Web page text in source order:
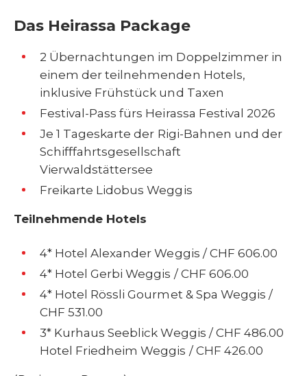
Das Heirassa Package
2 Übernachtungen im Doppelzimmer in
einem der teilnehmenden Hotels,
inklusive Frühstück und Taxen
Festival-Pass fürs Heirassa Festival 2026
Je 1 Tageskarte der Rigi-Bahnen und der
Schifffahrtsgesellschaft
Vierwaldstättersee
Teilnehmende Hotels
4* Hotel Alexander Weggis / CHF 606.00
4* Hotel Gerbi Weggis / CHF 606.00
4* Hotel Rössli Gourmet & Spa Weggis /
CHF 531.00
3* Kurhaus Seeblick Weggis / CHF 486.00
Hotel Friedheim Weggis / CHF 426.00